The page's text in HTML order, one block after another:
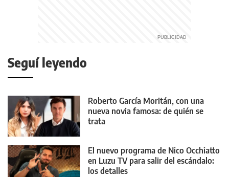
Seguí leyendo
Roberto García Moritán, con una
nueva novia famosa: de quién se
trata
El nuevo programa de Nico Occhiatto
en Luzu TV para salir del escándalo:
los detalles